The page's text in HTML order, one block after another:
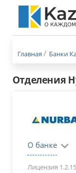
Меню
Главная Банки
Отделения
О банке
Лицензия